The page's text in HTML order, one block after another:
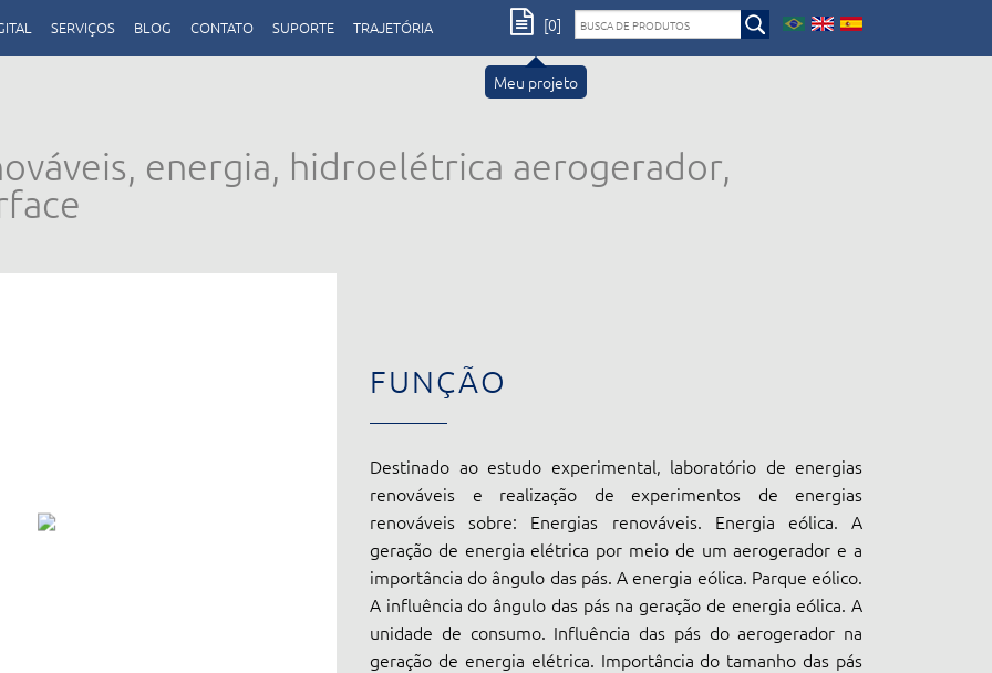
SERVIÇOS BLOG CONTATO SUPORTE TRAJETÓRIA
Meu projeto
[0]
energia, hidroelétrica aerogerador,
FUNÇÃO
Destinado ao estudo experimental, laboratório de energias
renováveis e realização de experimentos de energias
renováveis sobre: Energias renováveis. Energia eólica. A
geração de energia elétrica por meio de um aerogerador e a
importância do ângulo das pás. A energia eólica. Parque eólico.
A influência do ângulo das pás na geração de energia eólica. A
unidade de consumo. Influência das pás do aerogerador na
geração de energia elétrica. Importância do tamanho das pás